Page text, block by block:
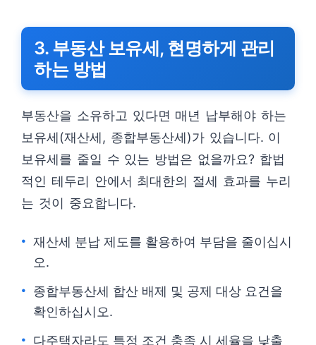
3. 부동산 보유세, 현명하게 관리
하는 방법
부동산을 소유하고 있다면 매년 납부해야 하는
보유세(재산세, 종합부동산세)가 있습니다. 이
보유세를 줄일 수 있는 방법은 없을까요? 합법
적인 테두리 안에서 최대한의 절세 효과를 누리
는 것이 중요합니다.
재산세 분납 제도를 활용하여 부담을 줄이십시
오.
종합부동산세 합산 배제 및 공제 대상 요건을
확인하십시오.
다주택자라도 특정 조건 충족 시 세율을 낮출